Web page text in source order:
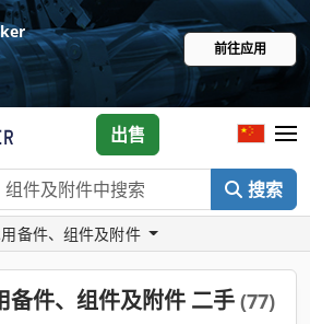
前往应用
搜索
出售
备件、组件及附件
备件、组件及附件 二手 (77)